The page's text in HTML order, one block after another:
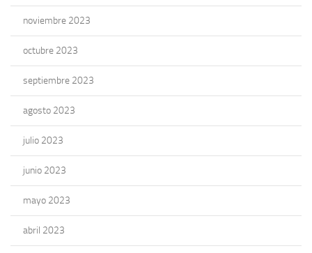
noviembre 2023
octubre 2023
septiembre 2023
agosto 2023
julio 2023
junio 2023
mayo 2023
abril 2023